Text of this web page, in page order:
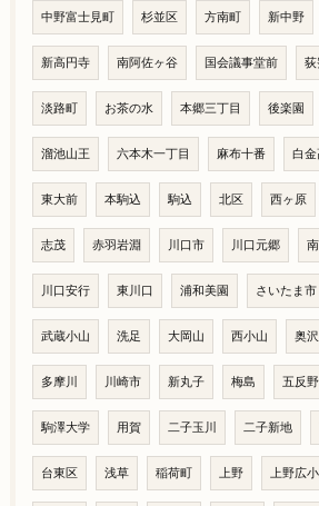
中野富士見町 杉並区 方南町 新中野
新高円寺 南阿佐ヶ谷 国会議事堂前 荻
淡路町 お茶の水 本郷三丁目 後楽園
溜池山王 六本木一丁目 麻布十番 白金
東大前 本駒込 駒込 北区 西ヶ原
志茂 赤羽岩淵 川口市 川口元郷
川口安行 東川口 浦和美園 さいたま市
武蔵小山 洗足 大岡山 西小山 奥沢
多摩川 川崎市 新丸子 梅島 五反野
駒澤大学 用賀 二子玉川 二子新地
台東区 浅草 稲荷町 上野 上野広